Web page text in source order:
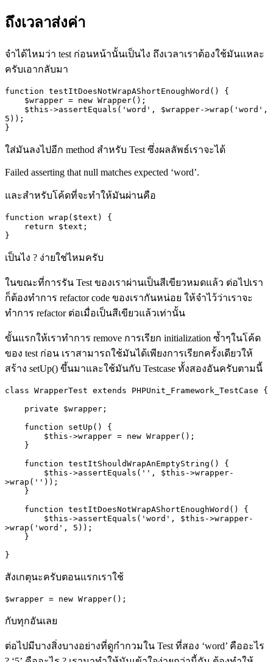
ถึงเวลาส่งค่า
จำได้ไหมว่า test ก่อนหน้านั้นเป็นไง ถึงเวลาเราต้องใช้มันแหละ
ครับเอากลับมา
function testItDoesNotWrapAShortEnoughWord() {
$wrapper = new Wrapper();
$this->assertEquals('word', $wrapper->wrap('word',
5));
ใส่มันลงไปอีก method สำหรับ Test ซึ่งผลลัพธ์เราจะได้
Failed asserting that null matches expected ‘word’.
และสำหรับโค้ดที่จะทำให้มันผ่านคือ
function wrap($text) {
return $text;
}
เป็นไง ? ง่ายใช่ไหมครับ
ในขณะที่การรัน Test ของเราผ่านเป็นสีเขียวหมดแล้ว ต่อไปเรา
ก็ต้องทำการ refactor code ของเรากันหน่อย ให้จำไว้ว่าเราจะ
ทำการ refactor ต่อเมื่อเป็นสีเขียวแล้วเท่านั้น
ขั้นแรกให้เราทำการ remove การเรียก initialization ซ้ำๆในโค้ด
ของ test ก่อน เราสามารถใช้มันได้เพียงการเรียกครั้งเดียวให้
สร้าง setUp() ขึ้นมาและใช้มันกับ Testcase ทั้งสองอันครับตามนี้
class WrapperTest extends PHPUnit_Framework_TestCase {
private $wrapper;
function setUp() {
$this->wrapper = new Wrapper();
}
function testItShouldWrapAnEmptyString() {
$this->assertEquals('', $this->wrapper-
>wrap(''));
}
function testItDoesNotWrapAShortEnoughWord() {
$this->assertEquals('word', $this->wrapper-
>wrap('word', 5));
}
สังเกตุนะครับตอนแรกเราใช้
$wrapper = new Wrapper();
กับทุกอันเลย
ต่อไปมีบางสิ่งบางอย่างที่ดูกำกวมใน Test ที่สอง ‘word’ คืออะไร